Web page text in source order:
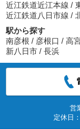
近江鉄道近江本線 /
近江鉄道八日市線 /
駅から探す
南彦根 / 彦根口 / 高
新八日市 / 長浜
営
定休日：